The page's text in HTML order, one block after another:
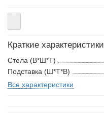
Краткие характеристики
Стела (В*Ш*Т)
Подставка (Ш*Т*В)
Все характеристики